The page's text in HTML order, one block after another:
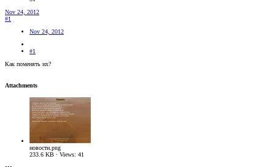
Nov 24, 2012
#1
Nov 24, 2012
#1
Как поменять их?
Attachments
новости.png
233.6 KB · Views: 41